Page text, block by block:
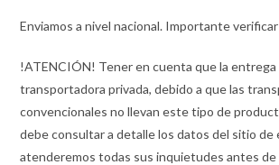
Enviamos a nivel nacional. Importante
!ATENCIÓN! Tener en cuenta que la entrega
transportadora privada, debido a que las
convencionales no llevan este tipo de
debe consultar a detalle los datos del sitio de
atenderemos todas sus inquietudes antes de